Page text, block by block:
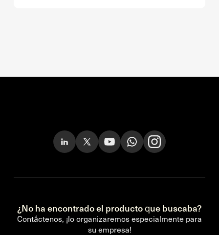
¿No ha encontrado el producto que buscaba?
Contáctenos, ¡lo organizaremos especialmente para
su empresa!